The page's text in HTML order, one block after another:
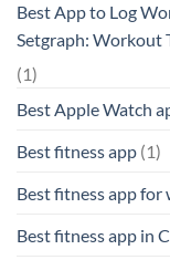
Best App to Log
Setgraph: Workout
(1)
Best Apple Watch
Best fitness app (1)
Best fitness app for
Best fitness app in